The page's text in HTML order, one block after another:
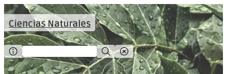
Ciencias Naturales